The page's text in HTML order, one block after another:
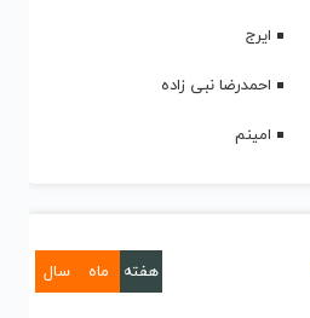
ایرج
احمدرضا نبی زاده
امینم
هفته ماه سال